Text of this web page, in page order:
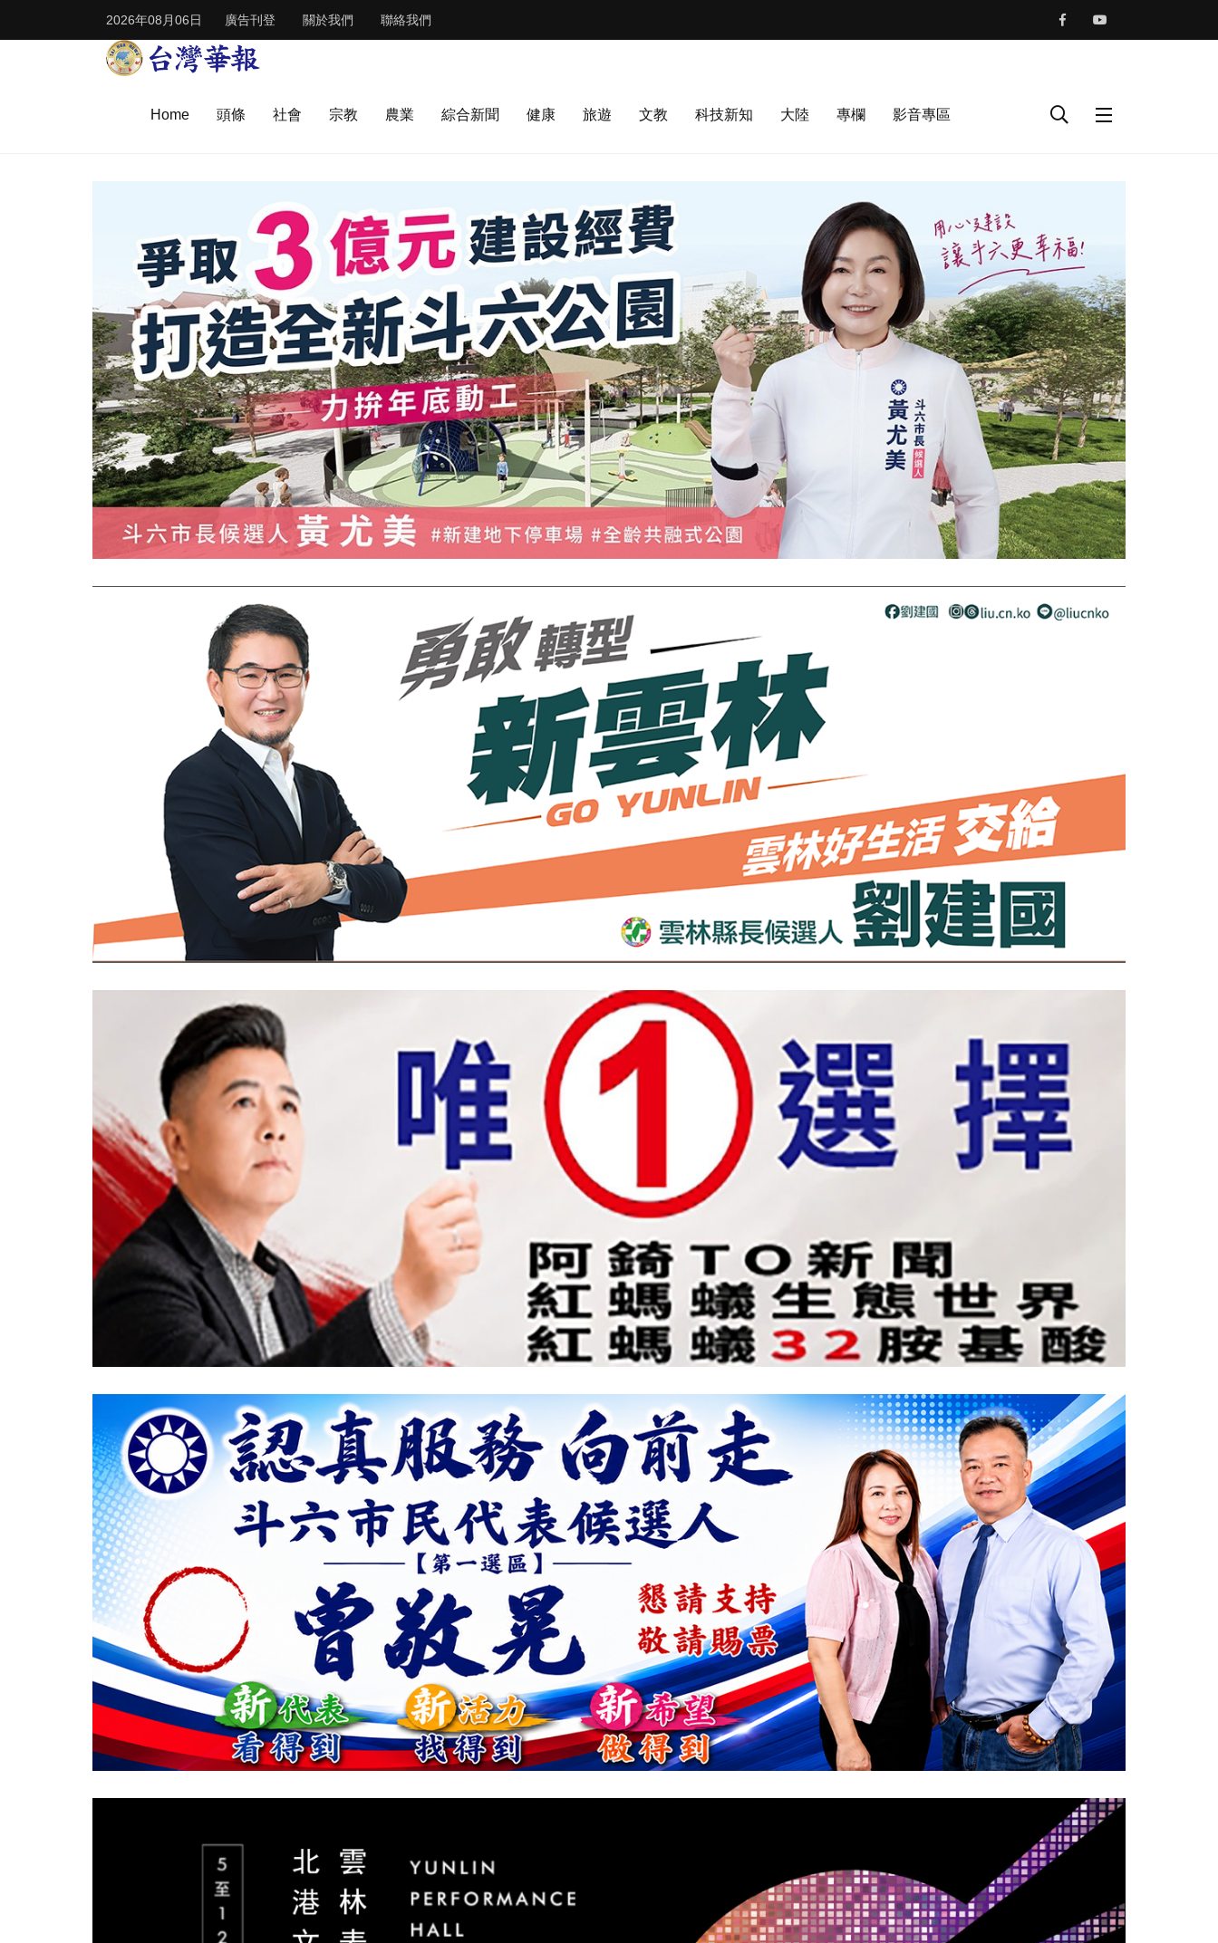
2026年08月06日 廣告刊登 關於我們 聯絡我們
Home 頭條 社會 宗教 農業 綜合新聞 健康 旅遊 文教 科技新知 大陸 專欄 影音專區